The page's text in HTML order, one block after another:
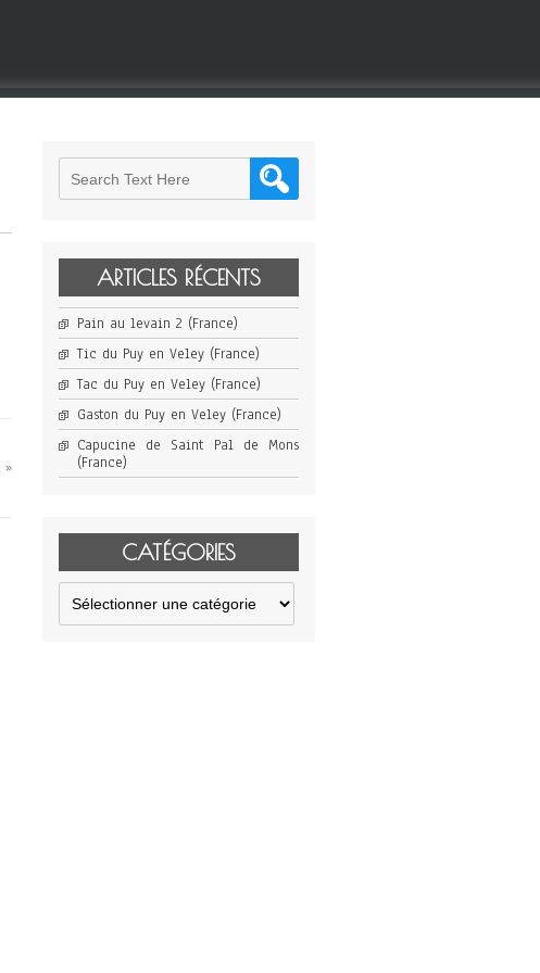
»
ARTICLES RÉCENTS
Pain au levain 2 (France)
Tic du Puy en Veley (France)
Tac du Puy en Veley (France)
Gaston du Puy en Veley (France)
Capucine de Saint Pal de Mons
(France)
CATÉGORIES
Catégories